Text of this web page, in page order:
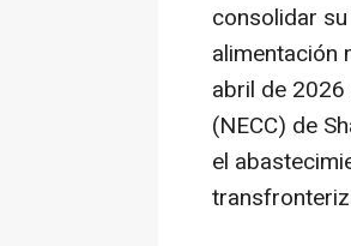
consolidar
alimentación
abril de 2026
(NECC) de
el